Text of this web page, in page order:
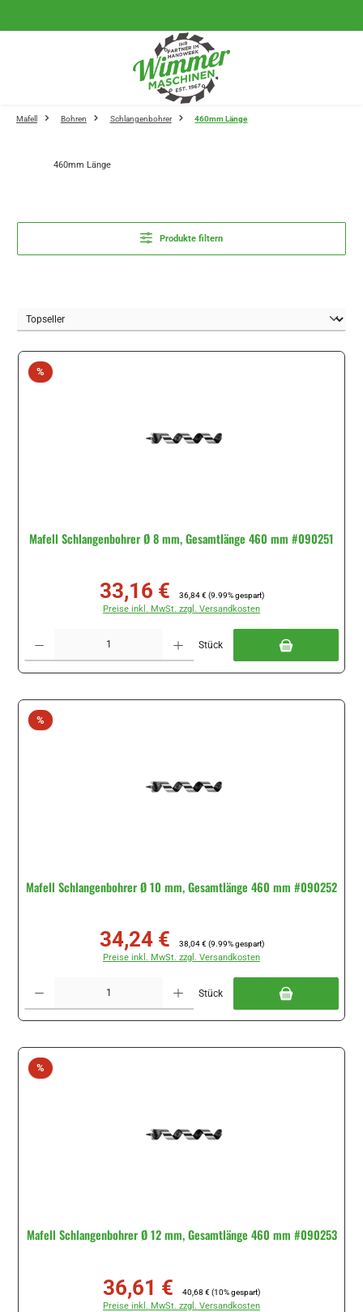
Mafell Bohren Schlangenbohrer 460mm Länge
460mm Länge
Produkte filtern
%Rabatt
Mafell Schlangenbohrer Ø 8 mm, Gesamtlänge 460 mm #090251
Verkaufspreis:
33,16 € Regulärer Preis:
36,84 € (9.99% gespart)
Preise inkl. MwSt. zzgl. Versandkosten
Stück
%Rabatt
Mafell Schlangenbohrer Ø 10 mm, Gesamtlänge 460 mm #090252
Verkaufspreis:
34,24 € 38,04 € (9.99% gespart)
Preise inkl. MwSt. zzgl. Versandkosten
Stück
%Rabatt
Mafell Schlangenbohrer Ø 12 mm, Gesamtlänge 460 mm #090253
Verkaufspreis:
36,61 € 40,68 € (10% gespart)
Preise inkl. MwSt. zzgl. Versandkosten